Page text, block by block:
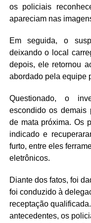
os policiais
apareciam nas
Em seguida, o
deixando o local
depois, ele retornou
abordado pela equipe
Questionado, o
escondido os demais
de mata próxima. Os
indicado e
furto, entre eles
eletrônicos.
Diante dos fatos, foi
foi conduzido à
receptação
antecedentes, os